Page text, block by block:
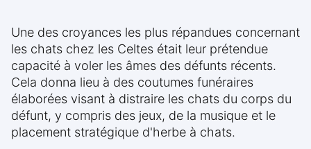
Une des croyances les plus répandues concernant
les chats chez les Celtes était leur prétendue
capacité à voler les âmes des défunts récents.
Cela donna lieu à des coutumes funéraires
élaborées visant à distraire les chats du corps du
défunt, y compris des jeux, de la musique et le
placement stratégique d'herbe à chats.